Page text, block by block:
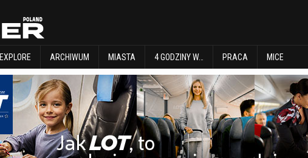
EXPLORE ARCHIWUM MIASTA 4 GODZINY W… PRACA MICE